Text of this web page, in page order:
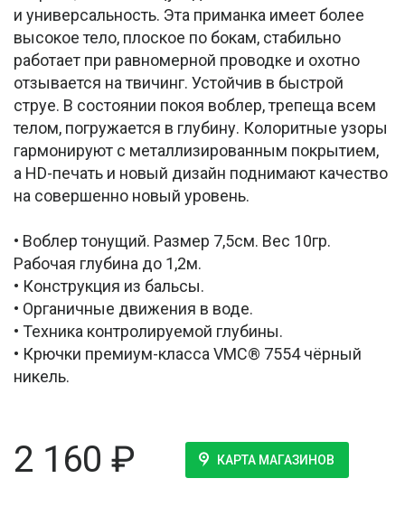
и универсальность. Эта приманка имеет более
высокое тело, плоское по бокам, стабильно
работает при равномерной проводке и охотно
отзывается на твичинг. Устойчив в быстрой
струе. В состоянии покоя воблер, трепеща всем
телом, погружается в глубину. Колоритные узоры
гармонируют с металлизированным покрытием,
а HD-печать и новый дизайн поднимают качество
на совершенно новый уровень.
• Воблер тонущий. Размер 7,5см. Вес 10гр.
Рабочая глубина до 1,2м.
• Конструкция из бальсы.
• Органичные движения в воде.
• Техника контролируемой глубины.
• Крючки премиум-класса VMC® 7554 чёрный
никель.
2 160 ₽ КАРТА МАГАЗИНОВ